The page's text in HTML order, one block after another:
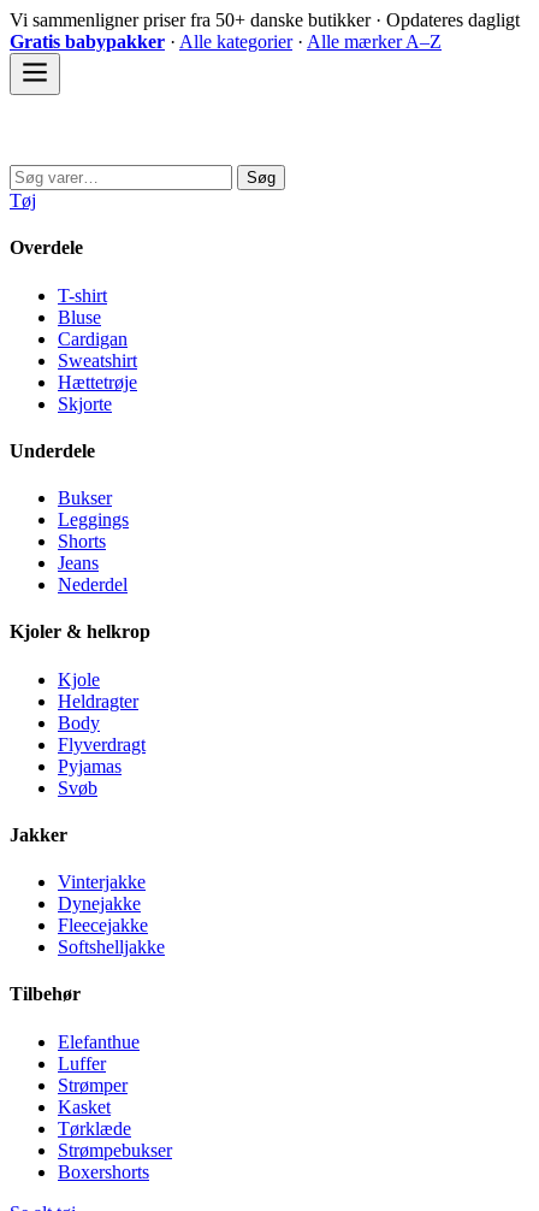
Spring
til
indhold
Vi sammenligner priser fra 50+ danske butikker · Opdateres dagligt
Gratis babypakker · Alle kategorier· Alle mærker A–Z
Søg
efter:
Søg
Tøj
Overdele
T-shirt
Bluse
Cardigan
Sweatshirt
Hættetrøje
Skjorte
Underdele
Bukser
Leggings
Shorts
Jeans
Nederdel
Kjoler & helkrop
Kjole
Heldragter
Body
Flyverdragt
Pyjamas
Svøb
Jakker
Vinterjakke
Dynejakke
Fleecejakke
Softshelljakke
Tilbehør
Elefanthue
Luffer
Strømper
Kasket
Tørklæde
Strømpebukser
Boxershorts